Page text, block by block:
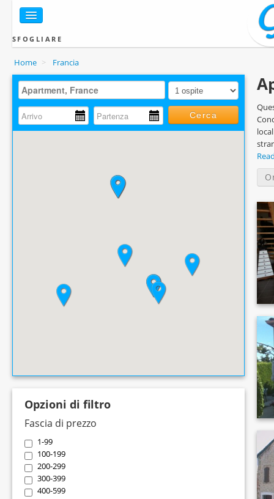
SFOGLIARE
Home > Francia
Cerca
Opzioni di filtro
Fascia di prezzo
1-99
100-199
200-299
300-399
400-599